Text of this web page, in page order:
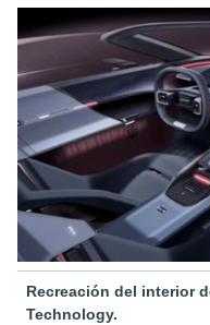
Recreación del interior
Technology.